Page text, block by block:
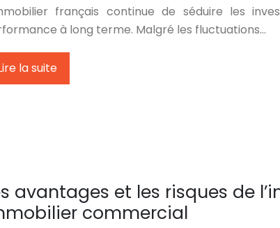
français continue de séduire les
à long terme. Malgré les fluctuations…
la suite
avantages et les risques de
commercial